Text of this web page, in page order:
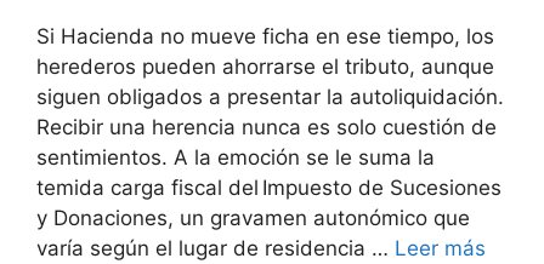
Si Hacienda no mueve ficha en ese tiempo, los
herederos pueden ahorrarse el tributo, aunque
siguen obligados a presentar la autoliquidación.
Recibir una herencia nunca es solo cuestión de
sentimientos. A la emoción se le suma la
temida carga fiscal del Impuesto de Sucesiones
y Donaciones, un gravamen autonómico que
varía según el lugar de residencia … Leer más